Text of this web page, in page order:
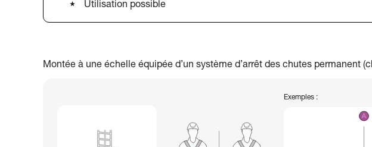
Utilisation possible
Montée à une échelle équipée d’un système d’arrêt des chutes permanent
Exemples :